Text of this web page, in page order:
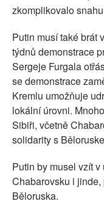
zkomplikovalo
Putin musí také brát
týdnů demonstrace
Sergeje Furgala
se demonstrace
Kremlu umožňuje
lokální úrovni.
Sibiři, včetně
solidarity s
Putin by musel vzít
Chabarovsku i
Běloruska.